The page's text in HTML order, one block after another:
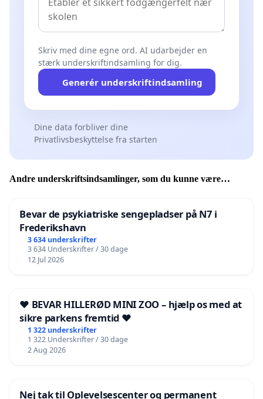
Skriv med dine egne ord. AI udarbejder en
stærk underskriftindsamling for dig.
Generér underskriftindsamling
Dine data forbliver dine
Privatlivsbeskyttelse fra starten
Andre underskriftsindsamlinger, som du kunne være
Bevar de psykiatriske sengepladser på N7 i
Frederikshavn
3 634 underskrifter
3 634 Underskrifter / 30 dage
12 Jul 2026
❤️ BEVAR HILLERØD MINI ZOO – hjælp os med at
sikre parkens fremtid ❤️
1 322 underskrifter
1 322 Underskrifter / 30 dage
2 Aug 2026
Nej tak til Oplevelsescenter og permanent